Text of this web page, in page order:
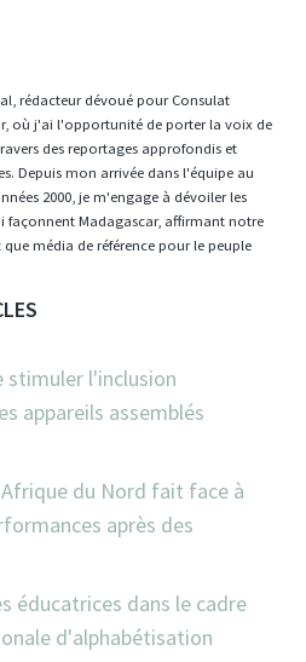
rédacteur dévoué pour Consulat
où j'ai l'opportunité de porter la voix de
des reportages approfondis et
Depuis mon arrivée dans l'équipe au
2000, je m'engage à dévoiler les
façonnent Madagascar, affirmant notre
média de référence pour le peuple
stimuler l'inclusion
appareils assemblés
du Nord fait face à
après des
éducatrices dans le cadre
d'alphabétisation